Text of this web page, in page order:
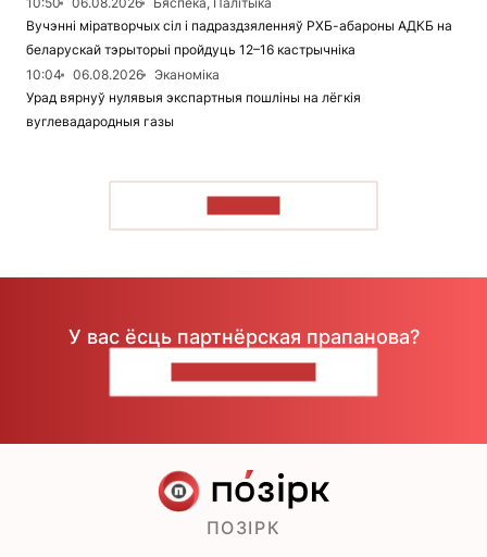
Вучэнні міратворчых сіл і падраздзяленняў РХБ-абароны АДКБ на
беларускай тэрыторыі пройдуць 12–16 кастрычніка
10:04
06.08.2026
Эканоміка
Урад вярнуў нулявыя экспартныя пошліны на лёгкія
вуглевадародныя газы
У вас ёсць партнёрская прапанова?
ПОЗІРК